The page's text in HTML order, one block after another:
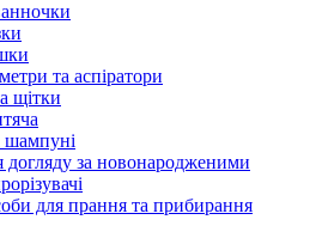
та аспіратори
щітки
шампуні
догляду за новонародженими
для прання та прибирання